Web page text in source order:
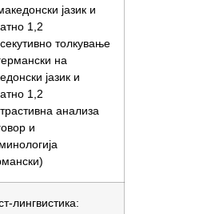
јазик и
1,2
толкување
на
јазик и
1,2
анализа
и
лингвистика: